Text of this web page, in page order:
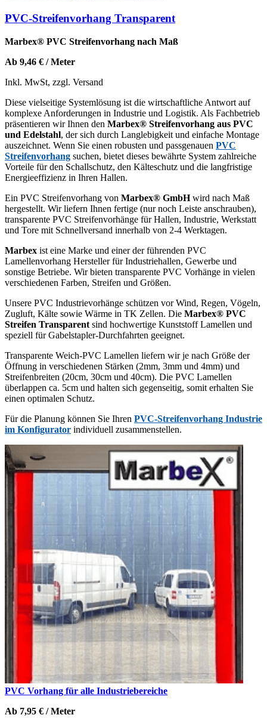
PVC-Streifenvorhang Transparent
Marbex® PVC Streifenvorhang nach Maß
Ab 9,46 € / Meter
Inkl. MwSt, zzgl. Versand
Diese vielseitige Systemlösung ist die wirtschaftliche Antwort auf
komplexe Anforderungen in Industrie und Logistik. Als Fachbetrieb
präsentieren wir Ihnen den Marbex® Streifenvorhang aus PVC
und Edelstahl, der sich durch Langlebigkeit und einfache Montage
auszeichnet. Wenn Sie einen robusten und passgenauen PVC
Streifenvorhang suchen, bietet dieses bewährte System zahlreiche
Vorteile für den Schallschutz, den Kälteschutz und die langfristige
Energieeffizienz in Ihren Hallen.
Ein PVC Streifenvorhang von Marbex® GmbHwird nach Maß
hergestellt. Wir liefern Ihnen fertige (nur noch Leiste anschrauben),
transparente PVC Streifenvorhänge für Hallen, Industrie, Werkstatt
und Tore mit Schnellversand innerhalb von 2-4 Werktagen.
Marbex ist eine Marke und einer der führenden PVC
Lamellenvorhang Hersteller für Industriehallen, Gewerbe und
sonstige Betriebe. Wir bieten transparente PVC Vorhänge in vielen
verschiedenen Farben, Streifen und Größen.
Unsere PVC Industrievorhänge schützen vor Wind, Regen, Vögeln,
Zugluft, Kälte sowie Wärme in TK Zellen. Die Marbex® PVC
Streifen Transparent sind hochwertige Kunststoff Lamellen und
speziell für Gabelstapler-Durchfahrten geeignet.
Transparente Weich-PVC Lamellen liefern wir je nach Größe der
Öffnung in verschiedenen Stärken (2mm, 3mm und 4mm) und
Streifenbreiten (20cm, 30cm und 40cm). Die PVC Lamellen
überlappen ca. 5cm und halten sich gegenseitig, somit erhalten Sie
einen optimalen Schutz.
Für die Planung können Sie Ihren PVC-Streifenvorhang Industrie
im Konfigurator individuell zusammenstellen.
PVC Vorhang für alle Industriebereiche
Ab 7,95 € / Meter